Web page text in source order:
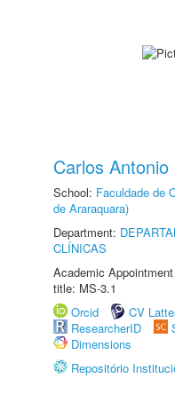
Carlos
School: Faculdade de
de Araraquara)
Department:
CLÍNICAS
Academic
title: MS-3.1
Orcid
CV
ResearcherID
Dimensions
Repositório